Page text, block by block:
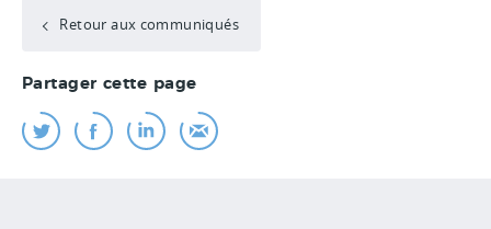
Retour aux communiqués
Partager cette page